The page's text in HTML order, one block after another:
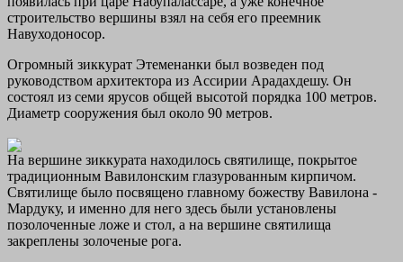
строительство вершины взял на себя его преемник
Навуходоносор.
Огромный зиккурат Этеменанки был возведен под
руководством архитектора из Ассирии Арадахдешу. Он
состоял из семи ярусов общей высотой порядка 100 метров.
Диаметр сооружения был около 90 метров.
На вершине зиккурата находилось святилище, покрытое
традиционным Вавилонским глазурованным кирпичом.
Святилище было посвящено главному божеству Вавилона -
Мардуку, и именно для него здесь были установлены
позолоченные ложе и стол, а на вершине святилища
закреплены золоченые рога.